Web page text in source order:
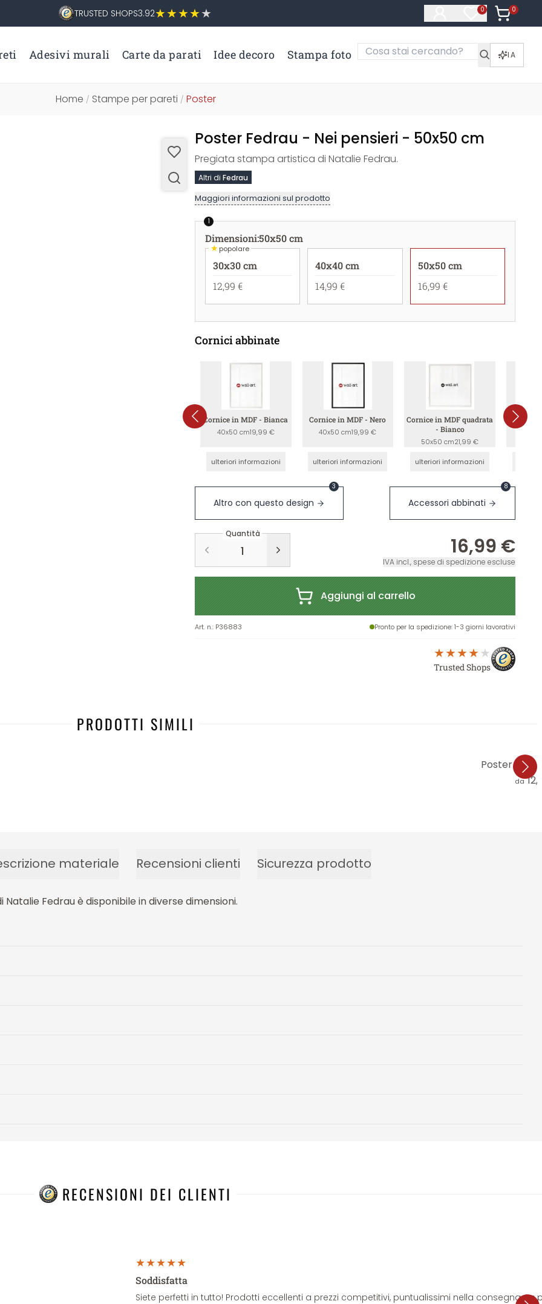
TRUSTED SHOPS3.92 0
Articoli nella
0
Articoli
Adesivi murali Carte da parati Idee decoro Stampa foto IA
Home / Stampe per pareti / Poster
Poster Fedrau - Nei pensieri - 50x50 cm
Pregiata stampa artistica di Natalie Fedrau.
Altri di Fedrau
Maggiori informazioni sul prodotto
1
Dimensioni:50x50 cm
★popolare
30x30 cm
12,99 €
40x40 cm
14,99 €
50x50 cm
16,99 €
Cornici abbinate
Cornice in MDF - Bianca
40x50 cm19,99 €
ulteriori informazioni
Cornice in MDF - Nero
40x50 cm19,99 €
ulteriori informazioni
Cornice in MDF quadrata
- Bianco
50x50 cm21,99 €
ulteriori informazioni
Altro con questo design
3
Accessori abbinati
8
Quantità
16,99 €
IVA incl., spese di spedizione escluse
Aggiungi al carrello
Art. n.: P36883 Pronto per la spedizione: 1-3 giorni lavorativi
Trusted Shops
PRODOTTI SIMILI
Poster
da
materiale Recensioni clienti Sicurezza prodotto
Fedrau è disponibile in diverse dimensioni.
RECENSIONI DEI CLIENTI
Soddisfatta
Siete perfetti in tutto! Prodotti eccellenti a prezzi competitivi, puntualissimi nella consegna. La